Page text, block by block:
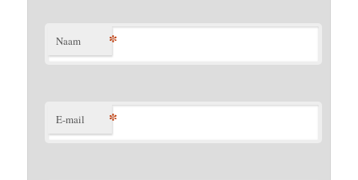
Naam *
E-mail *